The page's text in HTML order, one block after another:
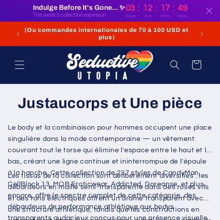
Indulge Before It's Gone... ✨
This week's collection expires in:
03 : 12 : 17 : 48
Days Hrs Mins Secs
passer
contenu
(Ou commandes internationales de 70 à 100 USD et
plus)
Panier
Justaucorps et Une pièce
Le body et la combinaison pour hommes occupent une place
singulière dans la mode contemporaine — un vêtement
couvrant tout le torse qui élimine l'espace entre le haut et le
bas, créant une ligne continue et ininterrompue de l'épaule
à la hanche. Cette collection de 237 styles de CandyMan,
CellBlock 13, MOB Eroticwear, Addicted, Doreanse, et plus
encore, offre le spectre complet de cette catégorie, des
débardeurs de performance athlétique aux bodys
transparents audacieux conçus pour une présence visuelle
Les tissus de la collection sont délibérément diversifiés : les
débardeurs en maille semi-transparente dans des roses vifs
et des tons électriques offrent un drame transparent avec
une structure athlétique, tandis que les constructions en